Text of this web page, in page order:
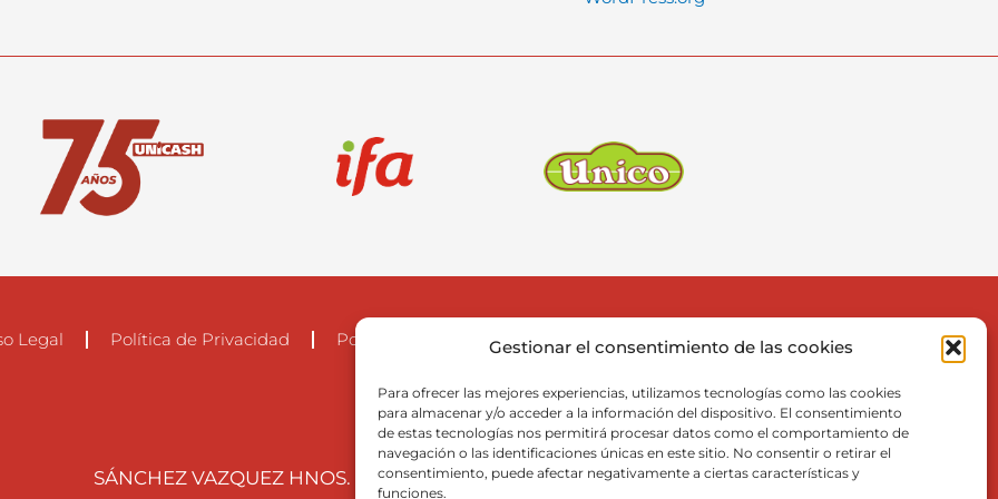
Gestionar el consentimiento de las cookies
Para ofrecer las mejores experiencias, utilizamos tecnologías como las cookies
para almacenar y/o acceder a la información del dispositivo. El consentimiento
de estas tecnologías nos permitirá procesar datos como el comportamiento de
navegación o las identificaciones únicas en este sitio. No consentir o retirar el
consentimiento, puede afectar negativamente a ciertas características y
funciones.
Legal Política de Privacidad Política de cookies (UE)
SÁNCHEZ VAZQUEZ HNOS. S.A.U